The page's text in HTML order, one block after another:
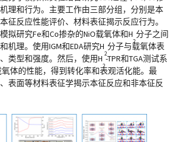
理和行为。主要工作由三部分组，分别是本
征反应性能评价、材料表征揭示反应行为。
拟研究Fe和Co掺杂的NiO载氧体和H
2
分子之间
机理。使用IGM和EDA研究H
2
分子与载氧体表
类型和强度。然后，使用H
2
-TPR和TGA测试系
体的性能，得到转化率和表观活化能。最
表面等材料表征学揭示本征反应和非本征反